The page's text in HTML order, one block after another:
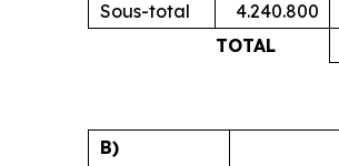
Sous-total
4.240.800
TOTAL
B)